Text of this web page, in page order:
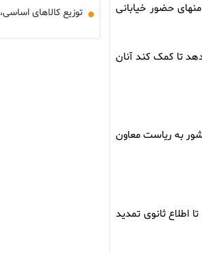
حضور خیابانی
تا کمک کند آنان
به ریاست معاون
اطلاع ثانوی تمدید
توزیع کالاهای اساسی، ۳ برابر تقاضا است